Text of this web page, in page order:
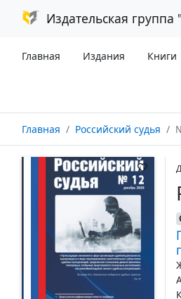
Издательская
Главная Издания Книги
Главная Российский судья